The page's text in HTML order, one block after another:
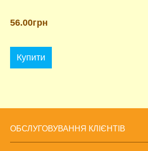
56.00грн
Купити
ОБСЛУГОВУВАННЯ КЛІЄНТІВ